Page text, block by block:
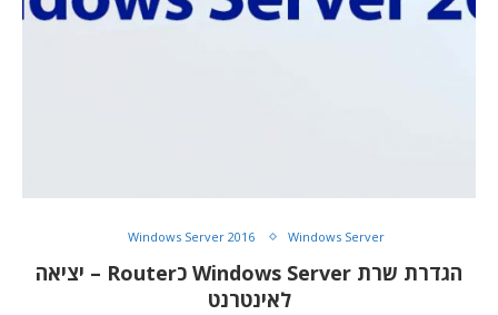
Windows Server
Windows Server 2016
הגדרת שרת Windows Server כRouter – יציאה
לאינטרנט